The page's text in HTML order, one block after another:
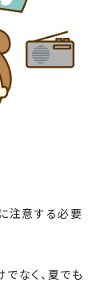
注意する必要
なく、夏でも